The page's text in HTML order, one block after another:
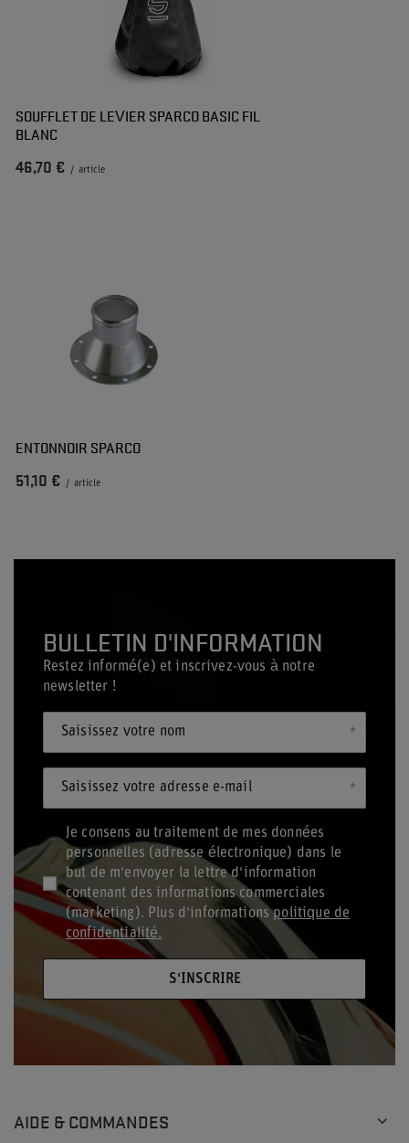
SOUFFLET DE LEVIER SPARCO BASIC FIL
BLANC
46,70 € / article
ENTONNOIR SPARCO
51,10 € / article
BULLETIN D'INFORMATION
Restez informé(e) et inscrivez-vous à notre
newsletter !
Saisissez votre nom
Saisissez votre adresse e-mail
Je consens au traitement de mes données
personnelles (adresse électronique) dans le
but de m'envoyer la lettre d'information
contenant des informations commerciales
(marketing). Plus d'informationspolitique de
confidentialité.
S'INSCRIRE
AIDE & COMMANDES